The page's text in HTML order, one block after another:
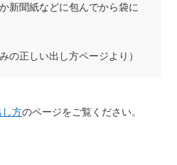
新聞紙などに包んでから袋に
の正しい出し方ページより）
し方のページをご覧ください。